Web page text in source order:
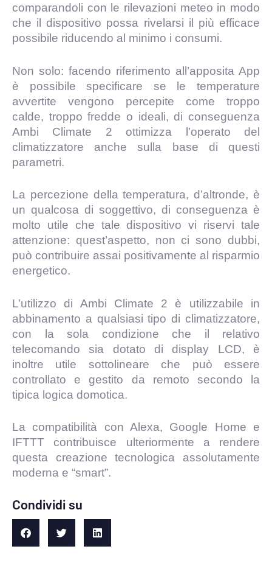
comparandoli con le rilevazioni meteo in modo
che il dispositivo possa rivelarsi il più efficace
possibile riducendo al minimo i consumi.
Non solo: facendo riferimento all’apposita App
è possibile specificare se le temperature
avvertite vengono percepite come troppo
calde, troppo fredde o ideali, di conseguenza
Ambi Climate 2 ottimizza l’operato del
climatizzatore anche sulla base di questi
parametri.
La percezione della temperatura, d’altronde, è
un qualcosa di soggettivo, di conseguenza è
molto utile che tale dispositivo vi riservi tale
attenzione: quest’aspetto, non ci sono dubbi,
può contribuire assai positivamente al risparmio
energetico.
L’utilizzo di Ambi Climate 2 è utilizzabile in
abbinamento a qualsiasi tipo di climatizzatore,
con la sola condizione che il relativo
telecomando sia dotato di display LCD, è
inoltre utile sottolineare che può essere
controllato e gestito da remoto secondo la
tipica logica domotica.
La compatibilità con Alexa, Google Home e
IFTTT contribuisce ulteriormente a rendere
questa creazione tecnologica assolutamente
moderna e “smart”.
Condividi su